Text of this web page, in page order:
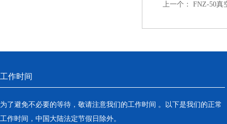
上一个： FNZ-50真
工作时间
为了避免不必要的等待，敬请注意我们的工作时间 。以下是我们的正常
工作时间，中国大陆法定节假日除外。